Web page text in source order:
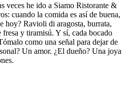
veces he ido a Siamo Ristorante &
cuando la comida es así de buena,
hoy? Ravioli di aragosta, burrata,
y tiramisú. Y sí, cada bocado
como una señal para dejar de
Un amor. ¿El dueño? Una joya